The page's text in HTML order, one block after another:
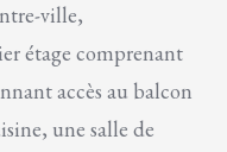
ville,
étage comprenant
accès au balcon
une salle de